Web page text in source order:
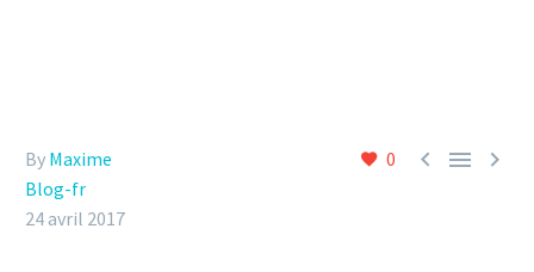
0   
By Maxime
Blog-fr
24 avril 2017